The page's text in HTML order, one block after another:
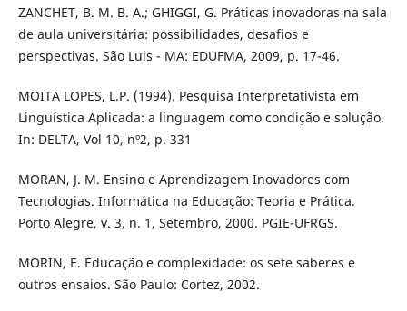
ZANCHET, B. M. B. A.; GHIGGI, G. Práticas inovadoras na sala
de aula universitária: possibilidades, desafios e
perspectivas. São Luis - MA: EDUFMA, 2009, p. 17-46.
MOITA LOPES, L.P. (1994). Pesquisa Interpretativista em
Linguística Aplicada: a linguagem como condição e solução.
In: DELTA, Vol 10, nº2, p. 331
MORAN, J. M. Ensino e Aprendizagem Inovadores com
Tecnologias. Informática na Educação: Teoria e Prática.
Porto Alegre, v. 3, n. 1, Setembro, 2000. PGIE-UFRGS.
MORIN, E. Educação e complexidade: os sete saberes e
outros ensaios. São Paulo: Cortez, 2002.